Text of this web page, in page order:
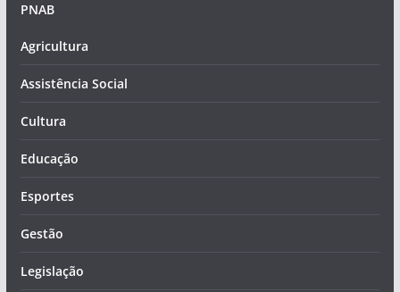
PNAB
Agricultura
Assistência Social
Cultura
Educação
Esportes
Gestão
Legislação